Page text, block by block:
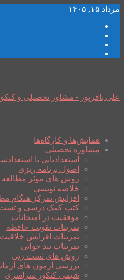
مرداد ۱۵, ۱۴۰۵
علی باقرپور - مشاور تحصیلی و
همایش‌ها و کارگاه‌ها
مشاوره تحصیلی
استعدادیابی یا
اصول برنامه ریزی
روش های موثر مطالعه
خلاصه نویسی
افزایش تمرکز هنگام
کتب کمک درسی و
موفقیت در امتحانات
تمرینات تقویت حافظه
تمرینات افزایش خلاقیت
تمرینات تند خوانی
روش های تست زنی
بررسی آزمون های
شیمی کنکور سراسری